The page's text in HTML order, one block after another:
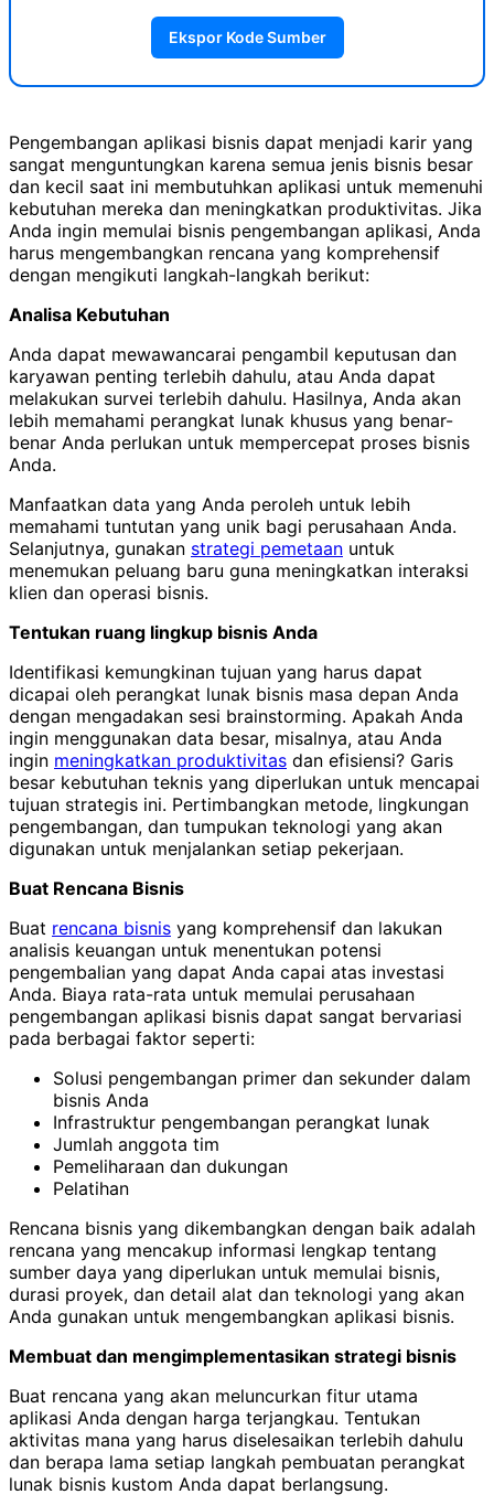
Ekspor Kode Sumber
Pengembangan aplikasi bisnis dapat menjadi karir yang
sangat menguntungkan karena semua jenis bisnis besar
dan kecil saat ini membutuhkan aplikasi untuk memenuhi
kebutuhan mereka dan meningkatkan produktivitas. Jika
Anda ingin memulai bisnis pengembangan aplikasi, Anda
harus mengembangkan rencana yang komprehensif
dengan mengikuti langkah-langkah berikut:
Analisa Kebutuhan
Anda dapat mewawancarai pengambil keputusan dan
karyawan penting terlebih dahulu, atau Anda dapat
melakukan survei terlebih dahulu. Hasilnya, Anda akan
lebih memahami perangkat lunak khusus yang benar-
benar Anda perlukan untuk mempercepat proses bisnis
Anda.
Manfaatkan data yang Anda peroleh untuk lebih
memahami tuntutan yang unik bagi perusahaan Anda.
Selanjutnya, gunakan strategi pemetaan untuk
menemukan peluang baru guna meningkatkan interaksi
klien dan operasi bisnis.
Tentukan ruang lingkup bisnis Anda
Identifikasi kemungkinan tujuan yang harus dapat
dicapai oleh perangkat lunak bisnis masa depan Anda
dengan mengadakan sesi brainstorming. Apakah Anda
ingin menggunakan data besar, misalnya, atau Anda
ingin meningkatkan produktivitas dan efisiensi? Garis
besar kebutuhan teknis yang diperlukan untuk mencapai
tujuan strategis ini. Pertimbangkan metode, lingkungan
pengembangan, dan tumpukan teknologi yang akan
digunakan untuk menjalankan setiap pekerjaan.
Buat Rencana Bisnis
Buat rencana bisnis yang komprehensif dan lakukan
analisis keuangan untuk menentukan potensi
pengembalian yang dapat Anda capai atas investasi
Anda. Biaya rata-rata untuk memulai perusahaan
pengembangan aplikasi bisnis dapat sangat bervariasi
pada berbagai faktor seperti:
Solusi pengembangan primer dan sekunder dalam
bisnis Anda
Infrastruktur pengembangan perangkat lunak
Jumlah anggota tim
Pemeliharaan dan dukungan
Pelatihan
Rencana bisnis yang dikembangkan dengan baik adalah
rencana yang mencakup informasi lengkap tentang
sumber daya yang diperlukan untuk memulai bisnis,
durasi proyek, dan detail alat dan teknologi yang akan
Anda gunakan untuk mengembangkan aplikasi bisnis.
Membuat dan mengimplementasikan strategi bisnis
Buat rencana yang akan meluncurkan fitur utama
aplikasi Anda dengan harga terjangkau. Tentukan
aktivitas mana yang harus diselesaikan terlebih dahulu
dan berapa lama setiap langkah pembuatan perangkat
lunak bisnis kustom Anda dapat berlangsung.